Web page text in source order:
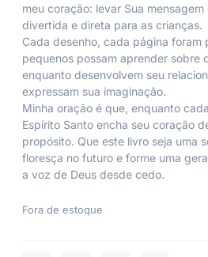
meu coração: levar Sua mensagem
divertida e direta para as crianças.
Cada desenho, cada página foram
pequenos possam aprender sobre
enquanto desenvolvem seu
expressam sua imaginação.
Minha oração é que, enquanto
Espírito Santo encha seu coração
propósito. Que este livro seja uma
floresça no futuro e forme uma
a voz de Deus desde cedo.
Fora de estoque